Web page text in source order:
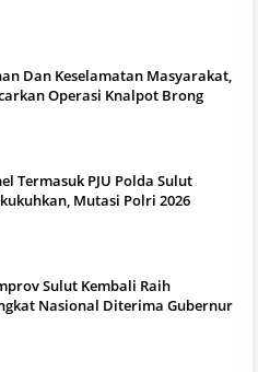
Dan Keselamatan Masyarakat,
Operasi Knalpot Brong
Termasuk PJU Polda Sulut
Mutasi Polri 2026
Sulut Kembali Raih
Nasional Diterima Gubernur